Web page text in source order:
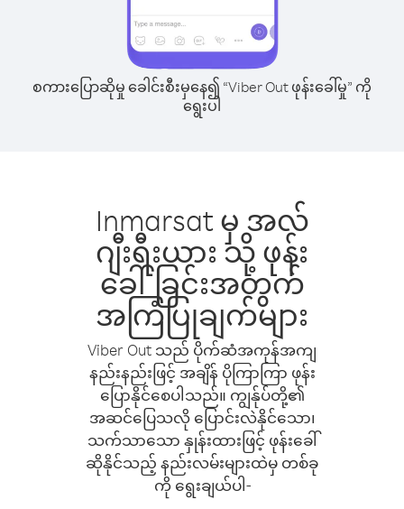
စကားပြောဆိုမှု ခေါင်းစီးမှနေ၍ “Viber Out ဖုန်းခေါ်မှု” ကို
ရွေးပါ
Inmarsat မှ အလ်
ဂျီးရီးယား သို့ ဖုန်း
ခေါ်ခြင်းအတွက်
အကြံပြုချက်များ
Viber Out သည် ပိုက်ဆံအကုန်အကျ
နည်းနည်းဖြင့် အချိန် ပိုကြာကြာ ဖုန်း
ပြောနိုင်စေပါသည်။ ကျွန်ုပ်တို့၏
အဆင်ပြေသလို ပြောင်းလဲနိုင်သော၊
သက်သာသော နှုန်းထားဖြင့် ဖုန်းခေါ်
ဆိုနိုင်သည့် နည်းလမ်းများထဲမှ တစ်ခု
ကို ရွေးချယ်ပါ-